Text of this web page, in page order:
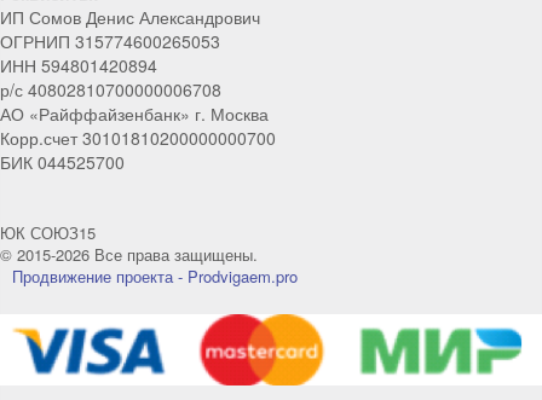
ИП Сомов Денис Александрович
ОГРНИП 315774600265053
ИНН 594801420894
р/с 40802810700000006708
АО «Райффайзенбанк» г. Москва
Корр.счет 30101810200000000700
БИК 044525700
ЮК СОЮЗ15
© 2015-2026 Все права защищены.
Продвижение проекта - Prodvigaem.pro
Telegram
Телефон